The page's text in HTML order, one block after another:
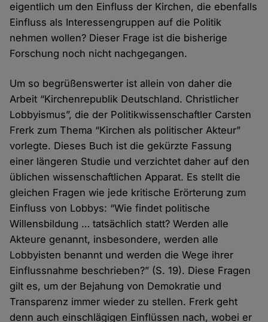
eigentlich um den Einfluss der Kirchen, die ebenfalls
Einfluss als Interessengruppen auf die Politik
nehmen wollen? Dieser Frage ist die bisherige
Forschung noch nicht nachgegangen.
Um so begrüßenswerter ist allein von daher die
Arbeit “Kirchenrepublik Deutschland. Christlicher
Lobbyismus”, die der Politikwissenschaftler Carsten
Frerk zum Thema “Kirchen als politischer Akteur”
vorlegte. Dieses Buch ist die gekürzte Fassung
einer längeren Studie und verzichtet daher auf den
üblichen wissenschaftlichen Apparat. Es stellt die
gleichen Fragen wie jede kritische Erörterung zum
Einfluss von Lobbys: “Wie findet politische
Willensbildung … tatsächlich statt? Werden alle
Akteure genannt, insbesondere, werden alle
Lobbyisten benannt und werden die Wege ihrer
Einflussnahme beschrieben?” (S. 19). Diese Fragen
gilt es, um der Bejahung von Demokratie und
Transparenz immer wieder zu stellen. Frerk geht
denn auch einschlägigen Einflüssen nach, wobei er